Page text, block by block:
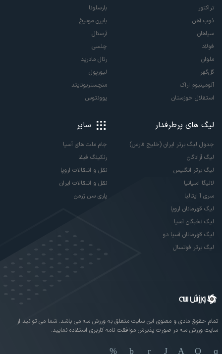
تراکتور
ذوب آهن
سپاهان
فولاد
ملوان
گل‌گهر
آلومینیوم اراک
استقلال خوزستان
بارسلونا
بایرن مونیخ
آرسنال
چلسی
رئال مادرید
لیورپول
منچستریونایتد
یوونتوس
لیگ های پرطرفدار
جدول لیگ برتر ایران (خلیج فارس)
لیگ آزادگان
لیگ برتر انگلیس
لالیگا اسپانیا
سری آ ایتالیا
لیگ قهرمانان اروپا
لیگ نخبگان آسیا
لیگ قهرمانان آسیا دو
لیگ برتر فوتسال
سایر
جام ملت های آسیا
رنکینگ فیفا
نقل و انتقالات اروپا
نقل و انتقالات ایران
پاری سن ژرمن
تمام حقوق مادی و معنوی این سایت متعلق به ورزش سه می باشد. شما می توانید از
سایت ورزش سه در صورت پذیرش موافقت نامه کاربری استفاده نمایید.